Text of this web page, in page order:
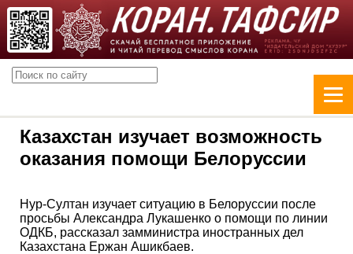
Казахстан изучает возможность
оказания помощи Белоруссии
Нур-Султан изучает ситуацию в Белоруссии после
просьбы Александра Лукашенко о помощи по линии
ОДКБ, рассказал замминистра иностранных дел
Казахстана Ержан Ашикбаев.